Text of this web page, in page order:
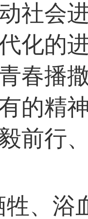
社会
化的
春播
的精
前行
牲、浴